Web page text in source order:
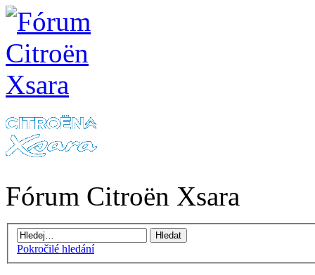
Fórum Citroën Xsara
Pokročilé hledání